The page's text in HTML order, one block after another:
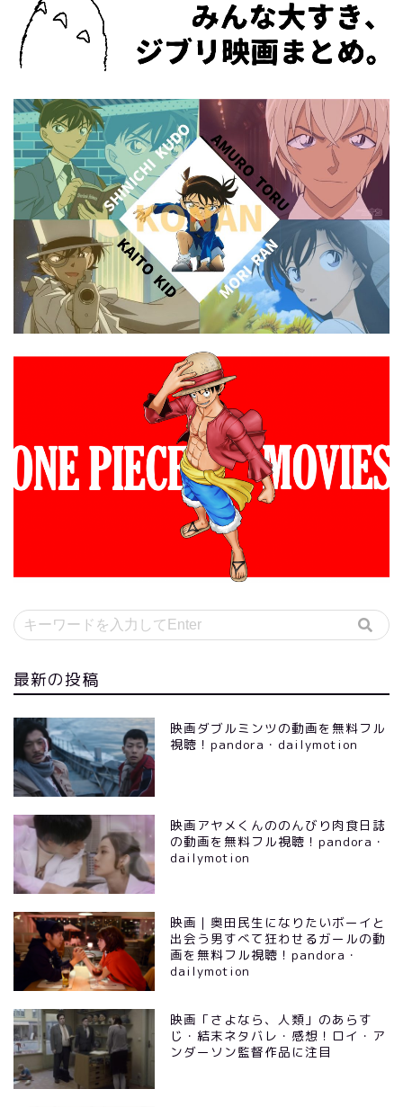
最新の投稿
映画ダブルミンツの動画を無料フル
視聴！pandora・dailymotion
映画アヤメくんののんびり肉食日誌
の動画を無料フル視聴！pandora・
dailymotion
映画｜奥田民生になりたいボーイと
出会う男すべて狂わせるガールの動
画を無料フル視聴！pandora・
dailymotion
映画「さよなら、人類」のあらす
じ・結末ネタバレ・感想！ロイ・ア
ンダーソン監督作品に注目